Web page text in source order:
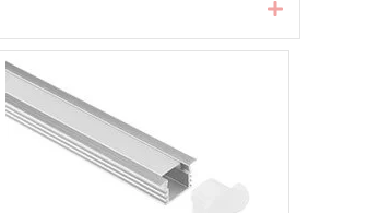
Izvērst